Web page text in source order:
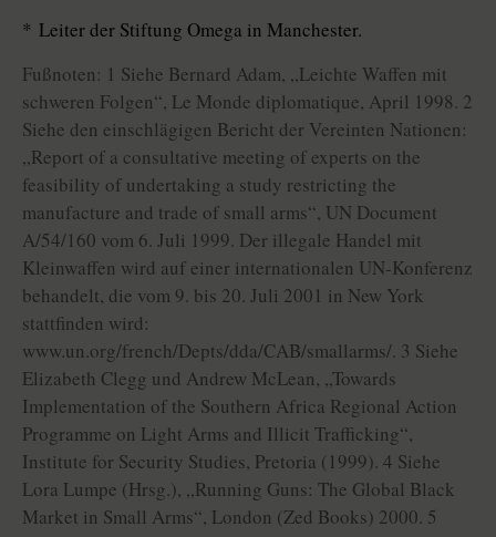
* Leiter der Stiftung Omega in Manchester.
Fußnoten: 1 Siehe Bernard Adam, „Leichte Waffen mit
schweren Folgen“, Le Monde diplomatique, April 1998. 2
Siehe den einschlägigen Bericht der Vereinten Nationen:
„Report of a consultative meeting of experts on the
feasibility of undertaking a study restricting the
manufacture and trade of small arms“, UN Document
A/54/160 vom 6. Juli 1999. Der illegale Handel mit
Kleinwaffen wird auf einer internationalen UN-Konferenz
behandelt, die vom 9. bis 20. Juli 2001 in New York
stattfinden wird:
www.un.org/french/Depts/dda/CAB/smallarms/. 3 Siehe
Elizabeth Clegg und Andrew McLean, „Towards
Implementation of the Southern Africa Regional Action
Programme on Light Arms and Illicit Trafficking“,
Institute for Security Studies, Pretoria (1999). 4 Siehe
Lora Lumpe (Hrsg.), „Running Guns: The Global Black
Market in Small Arms“, London (Zed Books) 2000. 5